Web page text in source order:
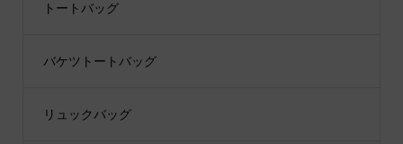
トートバッグ
バケツトートバッグ
リュックバッグ